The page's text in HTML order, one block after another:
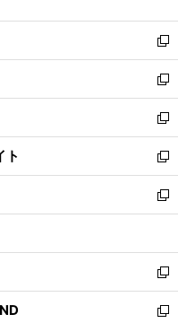
開
く
ウ
で
開
く
ン
ド
ウ
で
開
く
ウ
ィ
ン
ド
ウ
で
開
く
新
し
い
ウ
ィ
ン
ド
ウ
で
開
新
し
い
ウ
ィ
ン
ド
ウ
開
く
新
し
い
ウ
ィ
ン
ウ
で
開
く
ト
新
し
い
ウ
ン
ド
ウ
で
新
し
ウ
ィ
ン
ド
新
し
い
新